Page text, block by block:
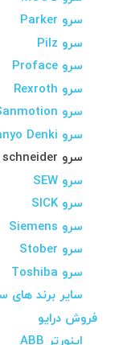
سرو Parker
سرو Pilz
سرو Proface
سرو Rexroth
سرو Sanmotion
سرو Sanyo Denki
سرو schneider
سرو SEW
سرو SICK
سرو Siemens
سرو Stober
سرو Toshiba
سایر برند های
فروش درایو
اینورتر ABB